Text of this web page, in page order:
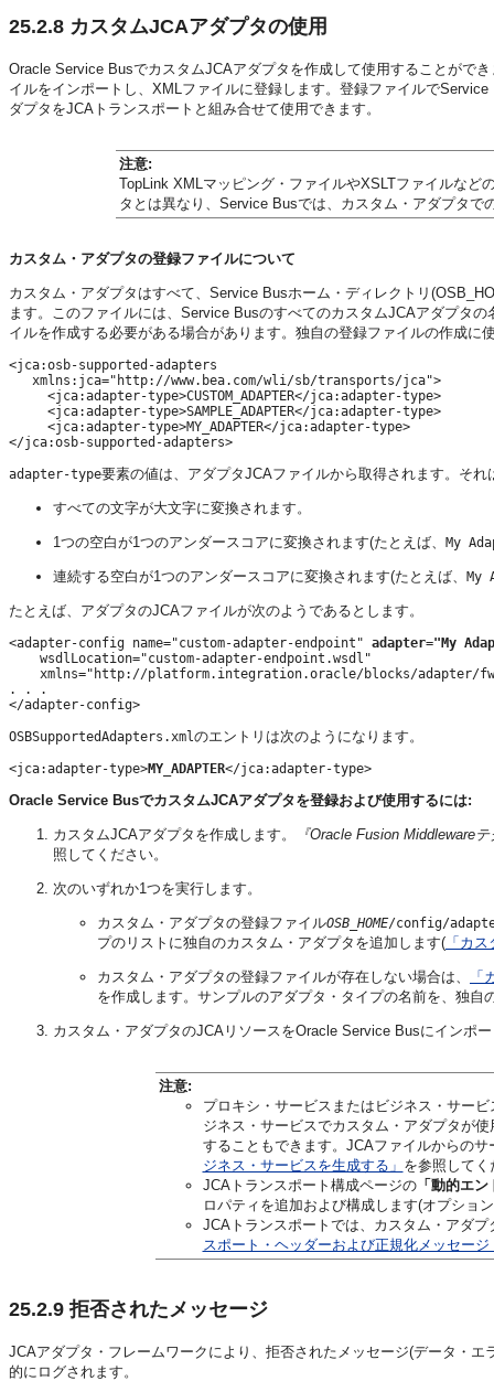
25.2.8 カスタムJCAアダプタの使用
Oracle Service BusでカスタムJCAアダプタを作成して使用することがで
イルをインポートし、XMLファイルに登録します。登録ファイルで
ダプタをJCAトランスポートと組み合せて使用できます。
注意:
TopLink XMLマッピング・ファイルやXSLTファイルなど
タとは異なり、Service Busでは、カスタム・アダプタで
カスタム・アダプタの登録ファイルについて
カスタム・アダプタはすべて、Service Busホーム・ディレクトリ(
ます。このファイルには、Service BusのすべてのカスタムJCAアダプタ
イルを作成する必要がある場合があります。独自の登録ファイルの作成に
<jca:osb-supported-adapters
   xmlns:jca="http://www.bea.com/wli/sb/transports/jca">
     <jca:adapter-type>CUSTOM_ADAPTER</jca:adapter-type>
     <jca:adapter-type>SAMPLE_ADAPTER</jca:adapter-type>
     <jca:adapter-type>MY_ADAPTER</jca:adapter-type>
adapter-type要素の値は、アダプタJCAファイルから取得されます。それ
すべての文字が大文字に変換されます。
1つの空白が1つのアンダースコアに変換されます(たとえば、 My
連続する空白が1つのアンダースコアに変換されます(たとえば、 My
たとえば、アダプタのJCAファイルが次のようであるとします。
<adapter-config name="custom-adapter-endpoint" adapter="My
    wsdlLocation="custom-adapter-endpoint.wsdl"
xmlns="http://platform.integration.oracle/blocks/adapter/
. . .
OSBSupportedAdapters.xmlのエントリは次のようになります。
<jca:adapter-type>MY_ADAPTER
Oracle Service BusでカスタムJCAアダプタを登録および使用するには:
カスタムJCAアダプタを作成します。
『Oracle Fusion Middleware
照してください。
次のいずれか1つを実行します。
カスタム・アダプタの登録ファイルOSB_HOME/config/
プのリストに独自のカスタム・アダプタを追加します( 「カ
カスタム・アダプタの登録ファイルが存在しない場合は、
「
を作成します。サンプルのアダプタ・タイプの名前を、独
カスタム・アダプタのJCAリソースをOracle Service Busにインポ
注意:
プロキシ・サービスまたはビジネス・サー
ジネス・サービスでカスタム・アダプタが
することもできます。JCAファイルからの
ジネス・サービスを生成する」 を参照してく
JCAトランスポート構成ページの「動的エン
ロパティを追加および構成します(オプショ
JCAトランスポートでは、カスタム・アダ
スポート・ヘッダーおよび正規化メッセー
25.2.9 拒否されたメッセージ
JCAアダプタ・フレームワークにより、拒否されたメッセージ(データ・エ
的にログされます。